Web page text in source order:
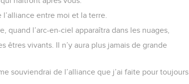
entre moi et la terre.
quand l’arc-en-ciel apparaîtra dans les nuages,
êtres vivants. Il n’y aura plus jamais de grande
souviendrai de l’alliance que j’ai faite pour toujours